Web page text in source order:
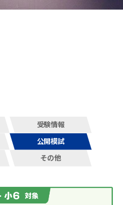
その他
公開模試
受験情報